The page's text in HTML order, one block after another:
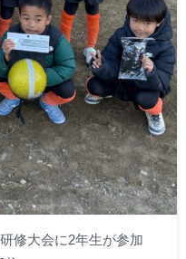
修大会に2年生が参加